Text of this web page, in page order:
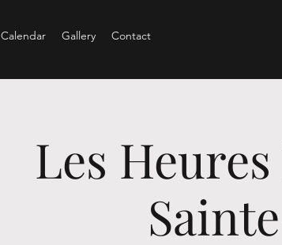
Calendar Gallery Contact
Les